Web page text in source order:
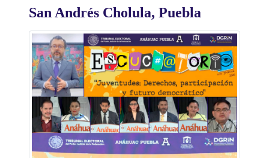
San Andrés Cholula, Puebla